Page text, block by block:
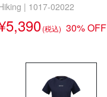
| 1017-02022
(税込) 30% OFF